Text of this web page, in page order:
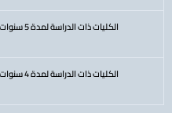
الكليات ذات الدراسة لمدة 5 سنوات
الكليات ذات الدراسة لمدة 4 سنوات